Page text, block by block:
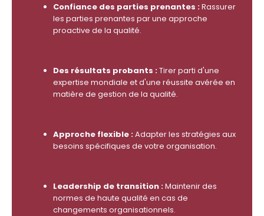
Confiance des parties prenantes :Rassurer
les parties prenantes par une approche
proactive de la qualité.
Des résultats probants :Tirer parti d'une
expertise mondiale et d'une réussite avérée en
matière de gestion de la qualité.
Approche flexible :Adapter les stratégies aux
besoins spécifiques de votre organisation.
Leadership de transition :Maintenir des
normes de haute qualité en cas de
changements organisationnels.